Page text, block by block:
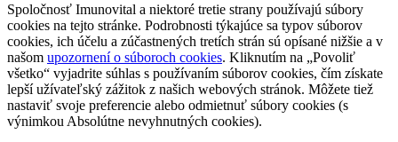
Spoločnosť Imunovital a niektoré tretie strany používajú súbory
cookies na tejto stránke. Podrobnosti týkajúce sa typov súborov
cookies, ich účelu a zúčastnených tretích strán sú opísané nižšie a v
našom upozornení o súboroch cookies. Kliknutím na „Povoliť
všetko“ vyjadrite súhlas s používaním súborov cookies, čím získate
lepší užívateľský zážitok z našich webových stránok. Môžete tiež
nastaviť svoje preferencie alebo odmietnuť súbory cookies (s
výnimkou Absolútne nevyhnutných cookies).